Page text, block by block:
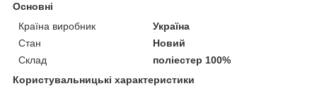
Основні
Країна виробник
Україна
Стан
Новий
Склад
поліестер 100%
Користувальницькі характеристики